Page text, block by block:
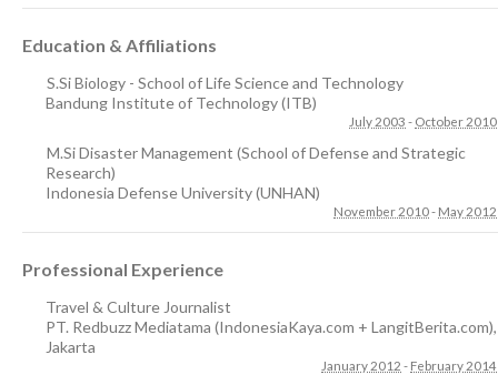
Education & Affiliations
S.Si Biology - School of Life Science and Technology
Bandung Institute of Technology (ITB)
July 2003 - October 2010
M.Si Disaster Management (School of Defense and Strategic
Research)
Indonesia Defense University (UNHAN)
November 2010- May 2012
Professional Experience
Travel & Culture Journalist
PT. Redbuzz Mediatama (IndonesiaKaya.com + LangitBerita.com),
Jakarta
January 2012 - February 2014